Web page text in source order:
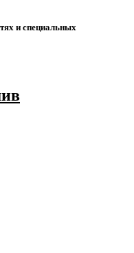
и специальных